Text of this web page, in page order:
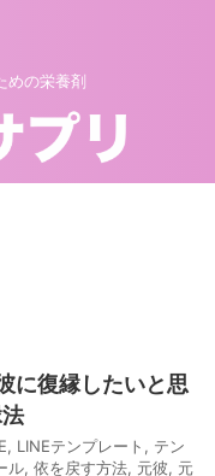
めの栄養剤
に復縁したいと思
, LINEテンプレート , テン
ル, 依を戻す方法, 元彼, 元